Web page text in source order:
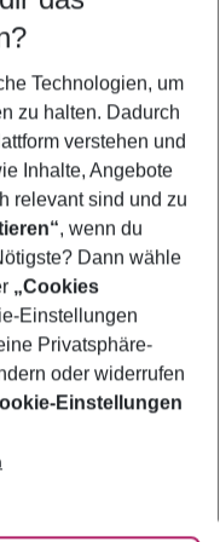
Technologien, um
zu halten. Dadurch
verstehen und
Inhalte, Angebote
relevant sind und zu
, wenn du
Dann wähle
„Cookies
Einstellungen
Privatsphäre-
oder widerrufen
Einstellungen